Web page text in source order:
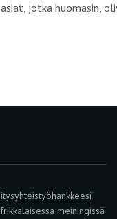
jotka huomasin,
meiningissä